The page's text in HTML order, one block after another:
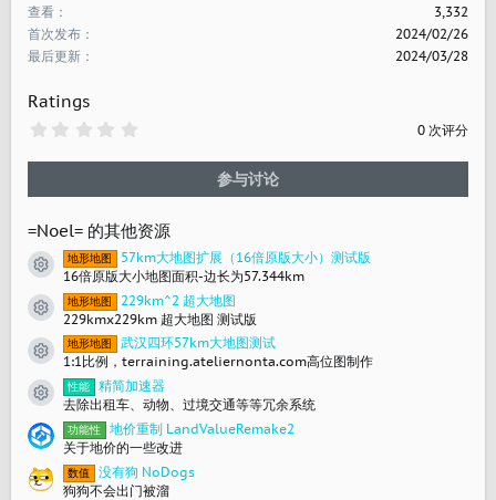
查看
3,332
首次发布
2024/02/26
最后更新
2024/03/28
Ratings
0
0 次评分
参与讨论
=Noel= 的其他资源
资源图标
地形地图
57km大地图扩展（16倍原版大小）测试版
16倍原版大小地图面积-边长为57.344km
资源图标
地形地图
229km^2 超大地图
229kmx229km 超大地图 测试版
资源图标
地形地图
武汉四环57km大地图测试
1:1比例，terraining.ateliernonta.com高位图制作
资源图标
性能
精简加速器
去除出租车、动物、过境交通等等冗余系统
功能性
地价重制 LandValueRemake2
关于地价的一些改进
数值
没有狗 NoDogs
狗狗不会出门被溜